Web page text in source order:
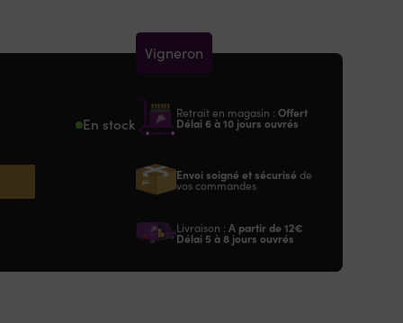
En stock
Vigneron
Retrait en magasin : Offert
Délai 6 à 10 jours ouvrés
Envoi soigné et sécurisé de
vos commandes
Livraison : A partir de 12€
Délai 5 à 8 jours ouvrés